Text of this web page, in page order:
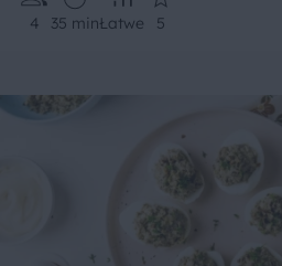
4 35 minŁatwe 5